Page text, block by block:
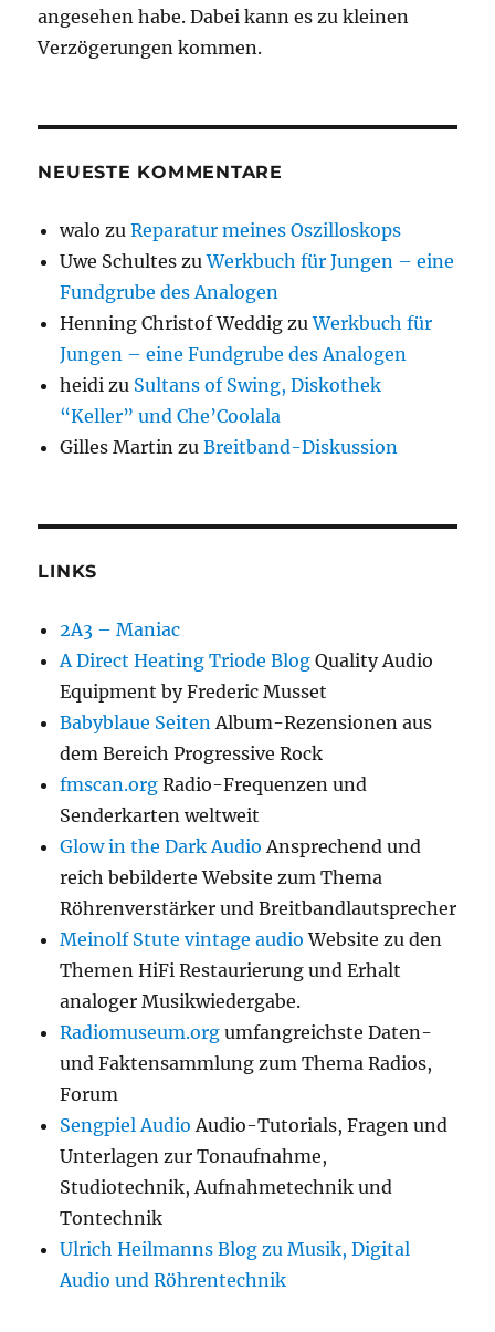
angesehen habe. Dabei kann es zu kleinen
Verzögerungen kommen.
NEUESTE KOMMENTARE
walo zuReparatur meines Oszilloskops
Uwe Schultes zuWerkbuch für Jungen – eine
Fundgrube des Analogen
Henning Christof Weddig zuWerkbuch für
Jungen – eine Fundgrube des Analogen
heidi zu Sultans of Swing, Diskothek
“Keller” und Che’Coolala
Gilles Martin zuBreitband-Diskussion
LINKS
2A3 – Maniac
A Direct Heating Triode Blog Quality Audio
Equipment by Frederic Musset
Babyblaue Seiten Album-Rezensionen aus
dem Bereich Progressive Rock
fmscan.org Radio-Frequenzen und
Senderkarten weltweit
Glow in the Dark Audio Ansprechend und
reich bebilderte Website zum Thema
Röhrenverstärker und Breitbandlautsprecher
Meinolf Stute vintage audio Website zu den
Themen HiFi Restaurierung und Erhalt
analoger Musikwiedergabe.
Radiomuseum.org umfangreichste Daten-
und Faktensammlung zum Thema Radios,
Forum
Sengpiel Audio Audio-Tutorials, Fragen und
Unterlagen zur Tonaufnahme,
Studiotechnik, Aufnahmetechnik und
Tontechnik
Ulrich Heilmanns Blog zu Musik, Digital
Audio und Röhrentechnik